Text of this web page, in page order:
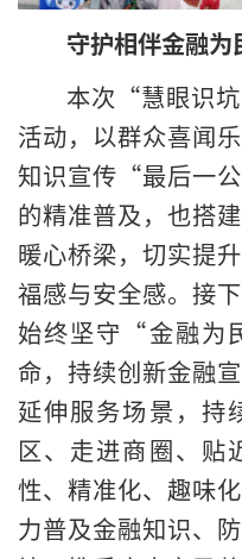
守护相伴金融
本次“慧眼识
活动，以群众喜闻
知识宣传“最后一
的精准普及，也搭
暖心桥梁，切实提
福感与安全感。接
始终坚守“金融为
命，持续创新金融
延伸服务场景，持
区、走进商圈、贴
性、精准化、趣味
力普及金融知识、